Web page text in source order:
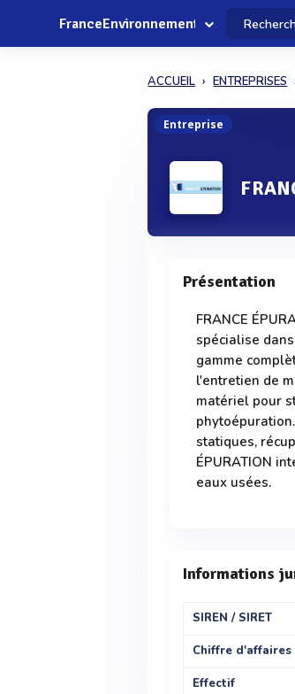
FranceEnvironnement
ACCUEIL ENTREPRISES
Entreprise
Présentation
FRANCE
spécialise
gamme
l'entretien de
matériel pour
statiques,
ÉPURATION
eaux usées.
Informations
SIREN / SIRET
Chiffre d'affaires
Effectif